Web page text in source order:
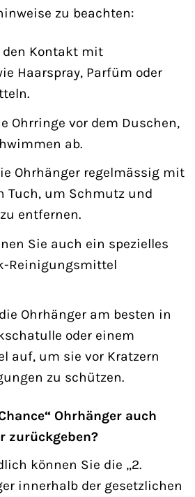
zu beachten:
den Kontakt mit
Haarspray, Parfüm oder
Ohrringe vor dem Duschen,
ab.
Ohrhänger regelmässig mit
Tuch, um Schmutz und
entfernen.
Sie auch ein spezielles
Reinigungsmittel
Ohrhänger am besten in
oder einem
auf, um sie vor Kratzern
zu schützen.
Ohrhänger auch
zurückgeben?
können Sie die „2.
innerhalb der gesetzlichen